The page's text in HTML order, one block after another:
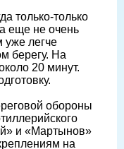
только-только
еще не очень
уже легче
берегу. На
20 минут.
обороны
и «Мартынов»
на